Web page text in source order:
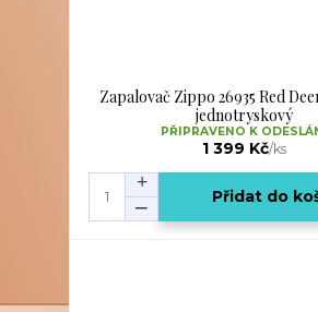
Zapalovač Zippo 26935 Red
jednotryskový
1 399 Kč/ks
PŘIPRAVENO K
Přidat do